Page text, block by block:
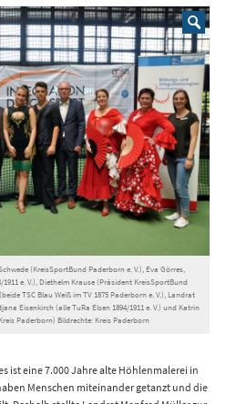
(KreisSportBund Paderborn e. V.), Eva Görres,
e. V.), Diethelm Krause (Präsident KreisSportBund
TSC Blau Weiß im TV 1875 Paderborn e. V.), Landrat
Eisenkirch (alle TuRa Elsen 1894/1911 e. V.) und Katrin
Paderborn) Bildrechte: Kreis Paderborn
ist eine 7.000 Jahre alte Höhlenmalerei in
Menschen miteinander getanzt und die